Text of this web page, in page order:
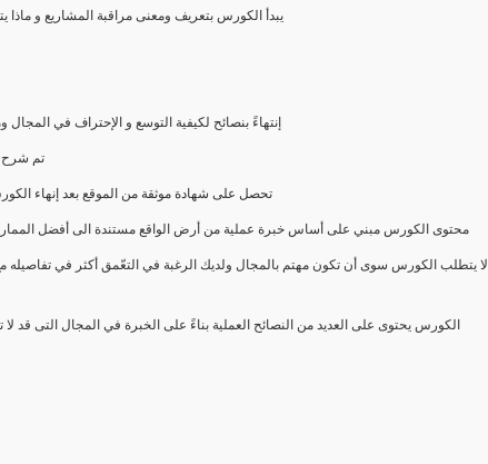
يبدأ الكورس بتعريف ومعنى مراقبة المشاريع و
إنتهاءً بنصائح لكيفية التوسع و الإحتراف في
تم شرح
تحصل على شهادة موثقة من الموقع بعد إنهاء
محتوى الكورس مبني على أساس خبرة عملية من أرض الواقع مستندة الى أفضل الممارسات
لا يتطلب الكورس سوى أن تكون مهتم بالمجال ولديك الرغبة في التعّمق أكثر في
الكورس يحتوى على العديد من النصائح العملية بناءً على الخبرة في المجال التى